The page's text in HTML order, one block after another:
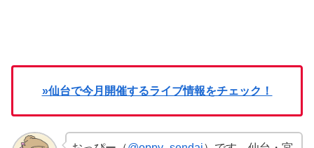
»仙台で今月開催するライブ情報をチェック！